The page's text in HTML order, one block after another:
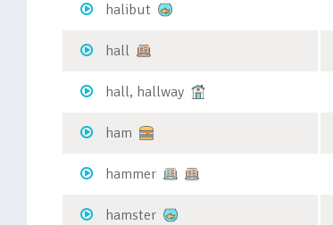
halibut
hall
hall, hallway
ham
hammer
hamster